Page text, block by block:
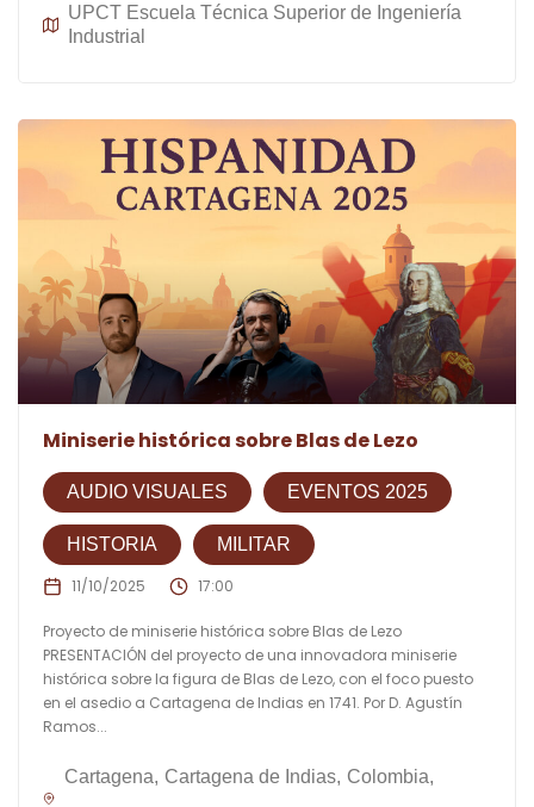
UPCT Escuela Técnica Superior de Ingeniería
Industrial
Miniserie histórica sobre Blas de Lezo
AUDIO VISUALES EVENTOS 2025
HISTORIA MILITAR
11/10/2025 17:00
Proyecto de miniserie histórica sobre Blas de Lezo
PRESENTACIÓN del proyecto de una innovadora miniserie
histórica sobre la figura de Blas de Lezo, con el foco puesto
en el asedio a Cartagena de Indias en 1741. Por D. Agustín
Ramos...
Cartagena Cartagena de Indias Colombia